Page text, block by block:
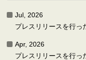
Jul, 2026
プレスリリースを行っ
Apr, 2026
プレスリリースを行っ